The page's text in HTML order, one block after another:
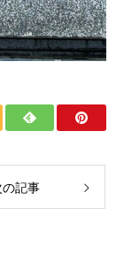
の記事